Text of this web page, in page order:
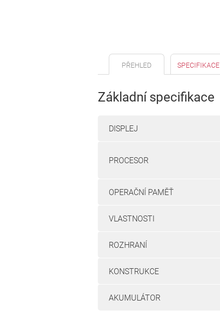
PŘEHLED SPECIFIKACE
Základní specifikace
DISPLEJ
PROCESOR
OPERAČNÍ PAMĚŤ
VLASTNOSTI
ROZHRANÍ
KONSTRUKCE
AKUMULÁTOR